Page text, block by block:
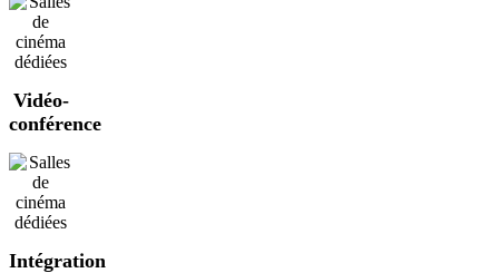
Vidéo-
conférence
Intégration